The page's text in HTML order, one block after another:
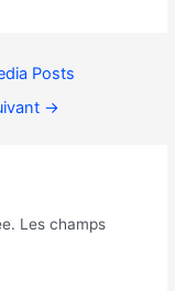
Posts
→
Les champs